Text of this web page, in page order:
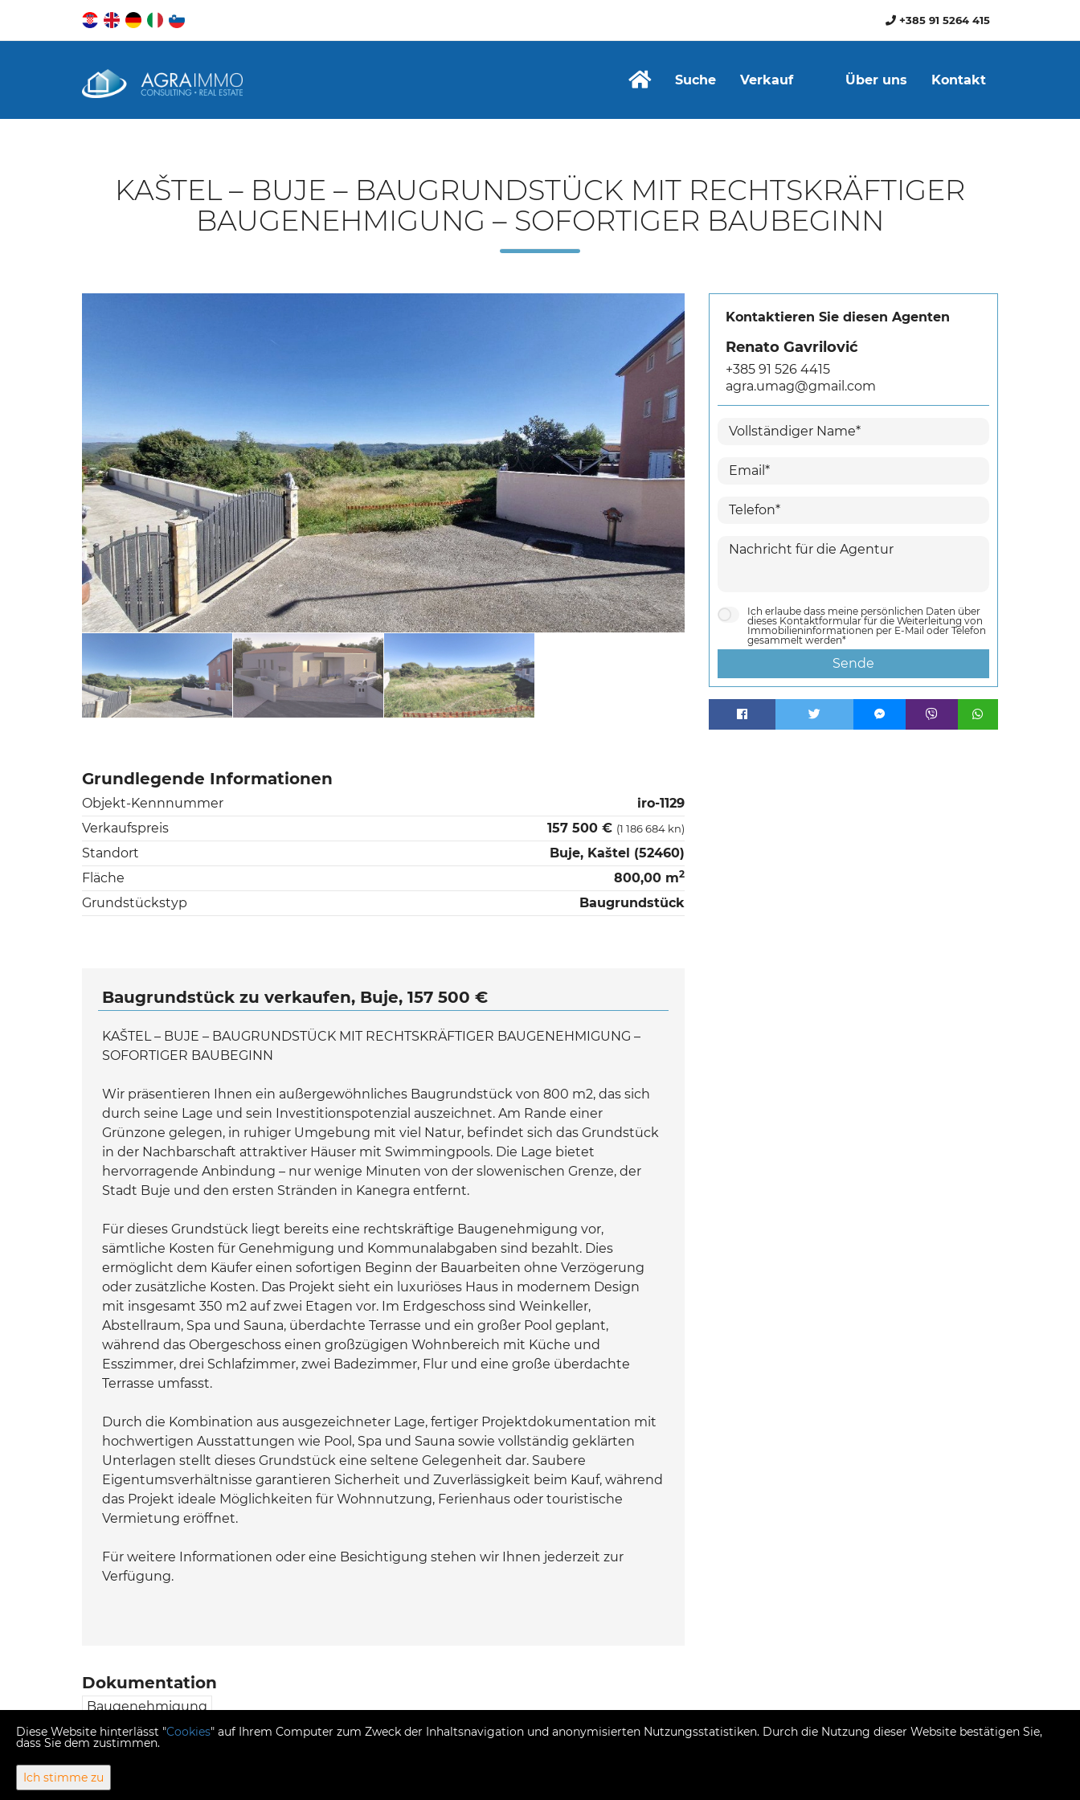
+385 91 5264 415
Suche Verkauf Über uns Kontakt
KAŠTEL – BUJE – BAUGRUNDSTÜCK MIT RECHTSKRÄFTIGER
BAUGENEHMIGUNG – SOFORTIGER BAUBEGINN
Grundlegende Informationen
Objekt-Kennnummer
iro-1129
Verkaufspreis
157 500 € (1 186 684 kn)
Standort
Buje, Kaštel (52460)
Fläche
800,00 m2
Grundstückstyp Baugrundstück
Baugrundstück zu verkaufen, Buje, 157 500 €
KAŠTEL – BUJE – BAUGRUNDSTÜCK MIT RECHTSKRÄFTIGER BAUGENEHMIGUNG –
SOFORTIGER BAUBEGINN
Wir präsentieren Ihnen ein außergewöhnliches Baugrundstück von 800 m2, das sich
durch seine Lage und sein Investitionspotenzial auszeichnet. Am Rande einer
Grünzone gelegen, in ruhiger Umgebung mit viel Natur, befindet sich das Grundstück
in der Nachbarschaft attraktiver Häuser mit Swimmingpools. Die Lage bietet
hervorragende Anbindung – nur wenige Minuten von der slowenischen Grenze, der
Stadt Buje und den ersten Stränden in Kanegra entfernt.
Für dieses Grundstück liegt bereits eine rechtskräftige Baugenehmigung vor,
sämtliche Kosten für Genehmigung und Kommunalabgaben sind bezahlt. Dies
ermöglicht dem Käufer einen sofortigen Beginn der Bauarbeiten ohne Verzögerung
oder zusätzliche Kosten. Das Projekt sieht ein luxuriöses Haus in modernem Design
mit insgesamt 350 m2 auf zwei Etagen vor. Im Erdgeschoss sind Weinkeller,
Abstellraum, Spa und Sauna, überdachte Terrasse und ein großer Pool geplant,
während das Obergeschoss einen großzügigen Wohnbereich mit Küche und
Esszimmer, drei Schlafzimmer, zwei Badezimmer, Flur und eine große überdachte
Terrasse umfasst.
Durch die Kombination aus ausgezeichneter Lage, fertiger Projektdokumentation mit
hochwertigen Ausstattungen wie Pool, Spa und Sauna sowie vollständig geklärten
Unterlagen stellt dieses Grundstück eine seltene Gelegenheit dar. Saubere
Eigentumsverhältnisse garantieren Sicherheit und Zuverlässigkeit beim Kauf, während
das Projekt ideale Möglichkeiten für Wohnnutzung, Ferienhaus oder touristische
Vermietung eröffnet.
Für weitere Informationen oder eine Besichtigung stehen wir Ihnen jederzeit zur
Verfügung.
Dokumentation
Baugenehmigung
Kontaktieren Sie diesen Agenten
Renato Gavrilović
+385 91 526 4415
agra.umag@gmail.com
Ich erlaube dass meine persönlichen Daten über
dieses Kontaktformular für die Weiterleitung von
Immobilieninformationen per E-Mail oder Telefon
gesammelt werden*
Sende
Diese Website hinterlässt "Cookies" auf Ihrem Computer zum Zweck der Inhaltsnavigation und anonymisierten Nutzungsstatistiken. Durch die Nutzung dieser Website bestätigen Sie,
dass Sie dem zustimmen.
Ich stimme zu